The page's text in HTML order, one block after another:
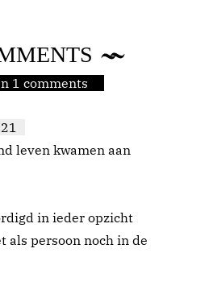
1 comments
leven kwamen aan
in ieder opzicht
als persoon noch in de